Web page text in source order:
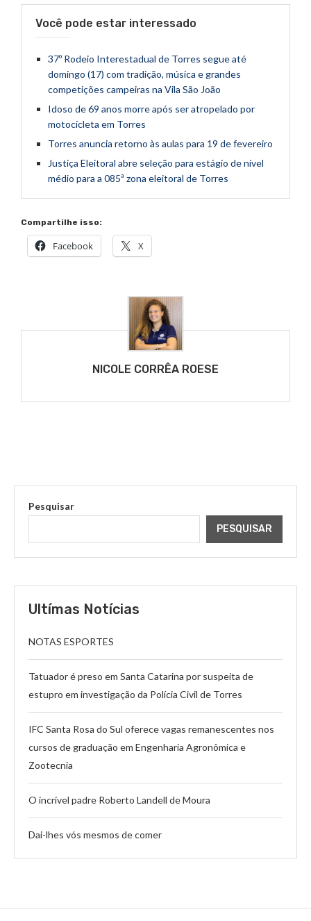
Você pode estar interessado
37º Rodeio Interestadual de Torres segue até
domingo (17) com tradição, música e grandes
competições campeiras na Vila São João
Idoso de 69 anos morre após ser atropelado por
motocicleta em Torres
Torres anuncia retorno às aulas para 19 de fevereiro
Justiça Eleitoral abre seleção para estágio de nível
médio para a 085ª zona eleitoral de Torres
Compartilhe isso:
Facebook X
NICOLE CORRÊA ROESE
Pesquisar
PESQUISAR
Ultímas Notícias
NOTAS ESPORTES
Tatuador é preso em Santa Catarina por suspeita de
estupro em investigação da Polícia Civil de Torres
IFC Santa Rosa do Sul oferece vagas remanescentes nos
cursos de graduação em Engenharia Agronômica e
Zootecnia
O incrível padre Roberto Landell de Moura
Dai-lhes vós mesmos de comer